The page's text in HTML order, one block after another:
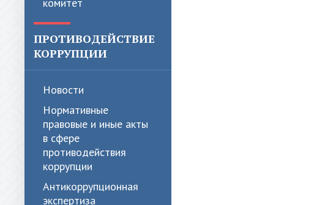
ПРОТИВОДЕЙСТВИЕ
КОРРУПЦИИ
Новости
Нормативные
правовые и иные акты
в сфере
противодействия
коррупции
Антикоррупционная
экспертиза